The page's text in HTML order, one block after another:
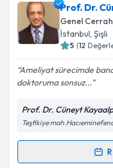
Prof. Dr. Züleyha
takvimi talebi
almanız için bir
bilgilendireceğiz.
E-posta Adresiniz
Kişisel
Metni'ni
kapsamda
Prof. Dr.
Genel
İstanbul, Şişli
5 (12
Ameliyat sürecimde
doktoruma sonsuz...
Prof. Dr. Cüneyt
Teşfikiye
Randevu